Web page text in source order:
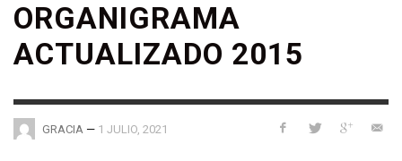
ORGANIGRAMA
ACTUALIZADO 2015
GRACIA — 1 JULIO, 2021